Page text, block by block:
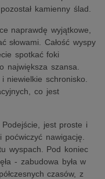
kamienny ślad.
naprawdę wyjątkowe,
słowami. Całość wyspy
spotkać foki
największa szansa.
niewielkie schronisko.
co jest
jest proste i
nawigację.
wyspach. Pod koniec
- zabudowa była w
czasów, z